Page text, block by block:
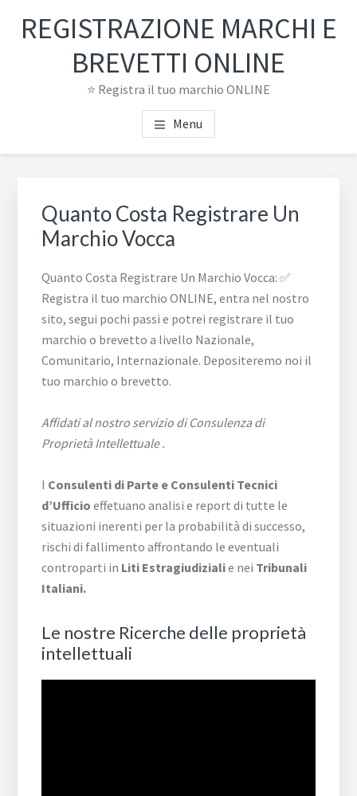
REGISTRAZIONE MARCHI E
BREVETTI ONLINE
⭐ Registra il tuo marchio ONLINE
Menu
Quanto Costa Registrare Un
Marchio Vocca
Quanto Costa Registrare Un Marchio Vocca: ✅
Registra il tuo marchio ONLINE, entra nel nostro
sito, segui pochi passi e potrei registrare il tuo
marchio o brevetto a livello Nazionale,
Comunitario, Internazionale. Depositeremo noi il
tuo marchio o brevetto.
Affidati al nostro servizio di Consulenza di
Proprietà Intellettuale .
I Consulenti di Parte e Consulenti Tecnici
d’Ufficio effetuano analisi e report di tutte le
situazioni inerenti per la probabilità di successo,
rischi di fallimento affrontando le eventuali
controparti in Liti Estragiudizialie nei Tribunali
Italiani.
Le nostre Ricerche delle proprietà
intellettuali